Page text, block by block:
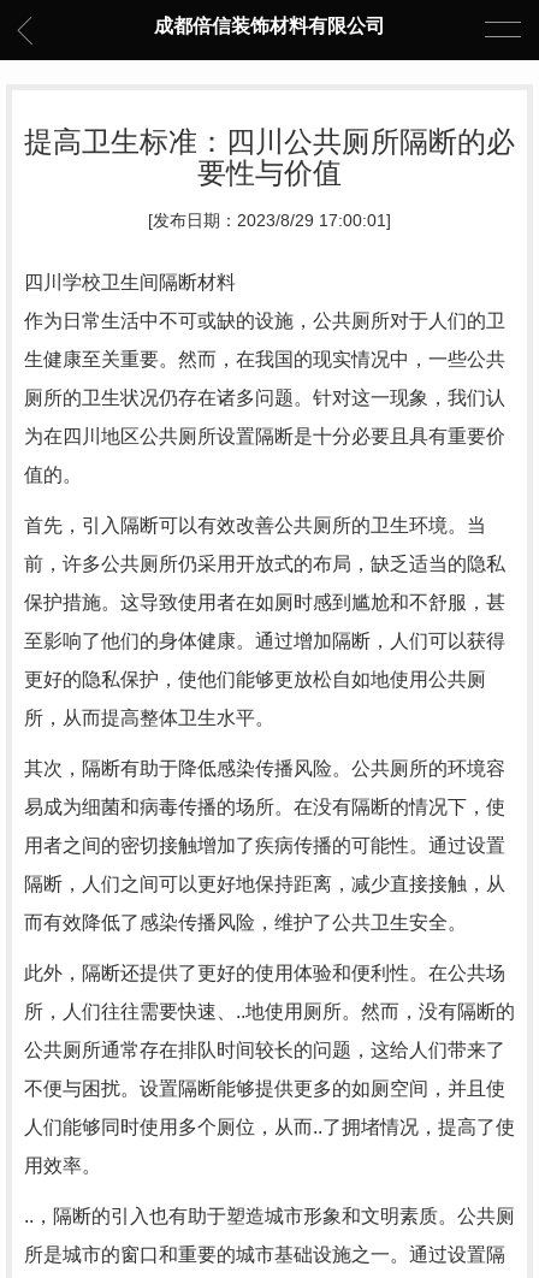
成都倍信装饰材料有限公司
提高卫生标准：四川公共厕所隔断的必
要性与价值
[发布日期：2023/8/29 17:00:01]
四川学校卫生间隔断材料
作为日常生活中不可或缺的设施，公共厕所对于人们的卫
生健康至关重要。然而，在我国的现实情况中，一些公共
厕所的卫生状况仍存在诸多问题。针对这一现象，我们认
为在四川地区公共厕所设置隔断是十分必要且具有重要价
值的。
首先，引入隔断可以有效改善公共厕所的卫生环境。当
前，许多公共厕所仍采用开放式的布局，缺乏适当的隐私
保护措施。这导致使用者在如厕时感到尴尬和不舒服，甚
至影响了他们的身体健康。通过增加隔断，人们可以获得
更好的隐私保护，使他们能够更放松自如地使用公共厕
所，从而提高整体卫生水平。
其次，隔断有助于降低感染传播风险。公共厕所的环境容
易成为细菌和病毒传播的场所。在没有隔断的情况下，使
用者之间的密切接触增加了疾病传播的可能性。通过设置
隔断，人们之间可以更好地保持距离，减少直接接触，从
而有效降低了感染传播风险，维护了公共卫生安全。
此外，隔断还提供了更好的使用体验和便利性。在公共场
所，人们往往需要快速、..地使用厕所。然而，没有隔断的
公共厕所通常存在排队时间较长的问题，这给人们带来了
不便与困扰。设置隔断能够提供更多的如厕空间，并且使
人们能够同时使用多个厕位，从而..了拥堵情况，提高了使
用效率。
..，隔断的引入也有助于塑造城市形象和文明素质。公共厕
所是城市的窗口和重要的城市基础设施之一。通过设置隔